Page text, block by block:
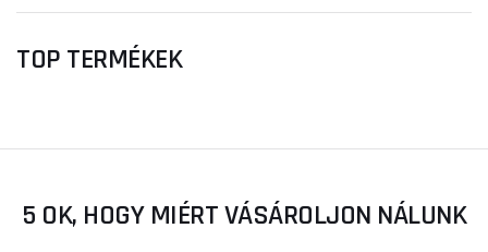
TOP TERMÉKEK
5 OK, HOGY MIÉRT VÁSÁROLJON NÁLUNK